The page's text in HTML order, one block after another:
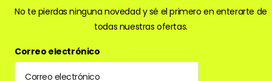
No te pierdas ninguna novedad y sé el primero en enterarte de
todas nuestras ofertas.
Correo electrónico